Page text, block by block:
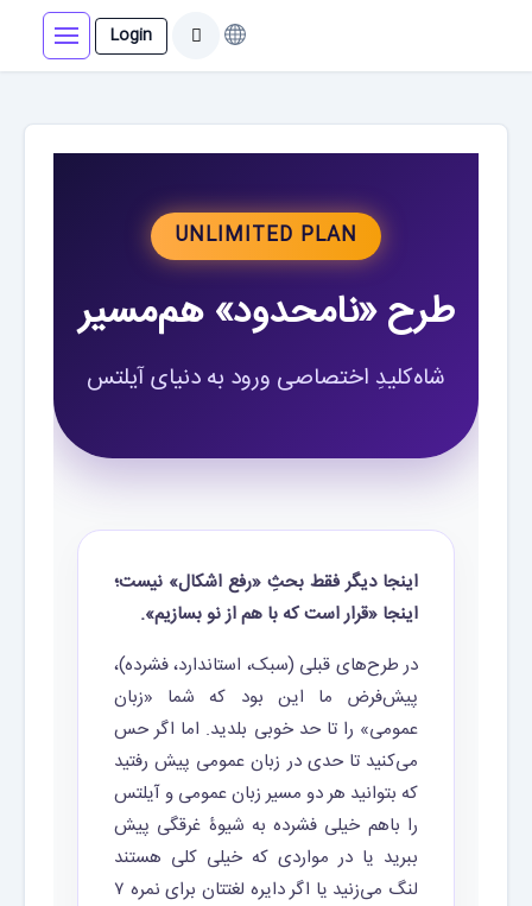
Login
UNLIMITED PLAN
طرح «نامحدود» هم‌مسیر
شاه‌کلیدِ اختصاصی ورود به دنیای آیلتس
اینجا دیگر فقط بحثِ «رفع اشکال» نیست؛
اینجا «قرار است که با هم از نو بسازیم».
در طرح‌های قبلی (سبک، استاندارد، فشرده)،
پیش‌فرض ما این بود که شما «زبان
عمومی» را تا حد خوبی بلدید. اما اگر حس
می‌کنید تا حدی در زبان عمومی پیش رفتید
که بتوانید هر دو مسیر زبان عمومی و آیلتس
را باهم خیلی فشرده به شیوۀ غرقگی پیش
ببرید یا در مواردی که خیلی کلی هستند
لنگ می‌زنید یا اگر دایره لغتتان برای نمره ۷